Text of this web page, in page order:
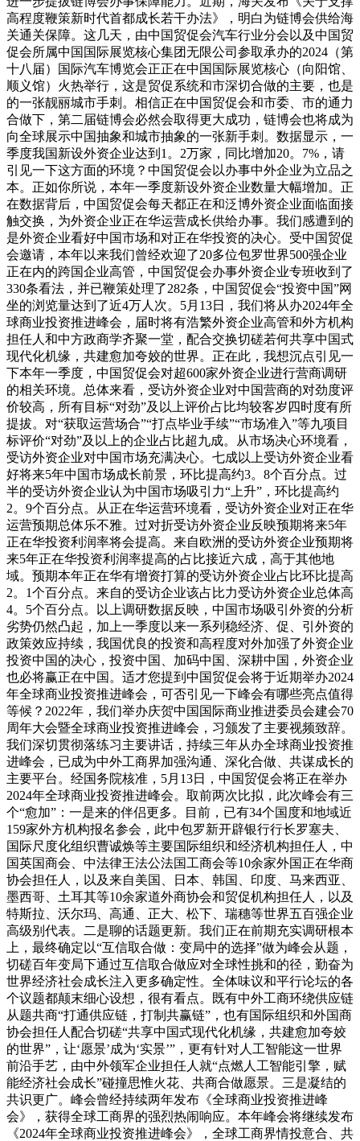
高程度鞭策新时代首都成长若干办法》，明白为链博会供给海
关通关保障。这几天，由中国贸促会汽车行业分会以及中国贸
促会所属中国国际展览核心集团无限公司参取承办的2024（第
十八届）国际汽车博览会正正在中国国际展览核心（向阳馆、
顺义馆）火热举行，这是贸促系统和市深切合做的主要，也是
的一张靓丽城市手刺。相信正在中国贸促会和市委、市的通力
合做下，第二届链博会必然会取得更大成功，链博会也将成为
向全球展示中国抽象和城市抽象的一张新手刺。数据显示，一
季度我国新设外资企业达到1。2万家，同比增加20。7%，请
引见一下这方面的环境？中国贸促会以办事中外企业为立品之
本。正如你所说，本年一季度新设外资企业数量大幅增加。正
在数据背后，中国贸促会每天都正在和泛博外资企业面临面接
触交换，为外资企业正在华运营成长供给办事。我们感遭到的
是外资企业看好中国市场和对正在华投资的决心。受中国贸促
会邀请，本年以来我们曾经欢迎了20多位包罗世界500强企业
正在内的跨国企业高管，中国贸促会办事外资企业专班收到了
330条看法，并已鞭策处理了282条，中国贸促会“投资中国”网
坐的浏览量达到了近4万人次。5月13日，我们将从办2024年全
球商业投资推进峰会，届时将有浩繁外资企业高管和外方机构
担任人和中方政商学齐聚一堂，配合交换切磋若何共享中国式
现代化机缘，共建愈加夸姣的世界。正在此，我想沉点引见一
下本年一季度，中国贸促会对超600家外资企业进行营商调研
的相关环境。总体来看，受访外资企业对中国营商的对劲度评
价较高，所有目标“对劲”及以上评价占比均较客岁四时度有所
提拔。对“获取运营场合”“打点毕业手续”“市场准入”等九项目
标评价“对劲”及以上的企业占比超九成。从市场决心环境看，
受访外资企业对中国市场充满决心。七成以上受访外资企业看
好将来5年中国市场成长前景，环比提高约3。8个百分点。过
半的受访外资企业认为中国市场吸引力“上升”，环比提高约
2。9个百分点。从正在华运营环境看，受访外资企业对正在华
运营预期总体乐不雅。过对折受访外资企业反映预期将来5年
正在华投资利润率将会提高。来自欧洲的受访外资企业预期将
来5年正在华投资利润率提高的占比接近六成，高于其他地
域。预期本年正在华有增资打算的受访外资企业占比环比提高
2。1个百分点。来自的受访企业该占比力受访外资企业总体高
4。5个百分点。以上调研数据反映，中国市场吸引外资的分析
劣势仍然凸起，加上一季度以来一系列稳经济、促、引外资的
政策效应持续，我国优良的投资和高程度对外加强了外资企业
投资中国的决心，投资中国、加码中国、深耕中国，外资企业
也必将赢正在中国。适才您提到中国贸促会将于近期举办2024
年全球商业投资推进峰会，可否引见一下峰会有哪些亮点值得
等候？2022年，我们举办庆贺中国国际商业推进委员会建会70
周年大会暨全球商业投资推进峰会，习颁发了主要视频致辞。
我们深切贯彻落练习主要讲话，持续三年从办全球商业投资推
进峰会，已成为中外工商界加强沟通、深化合做、共谋成长的
主要平台。经国务院核准，5月13日，中国贸促会将正在举办
2024年全球商业投资推进峰会。取前两次比拟，此次峰会有三
个“愈加”：一是来的伴侣更多。目前，已有34个国度和地域近
159家外方机构报名参会，此中包罗新开辟银行行长罗塞夫、
国际尺度化组织曹诚焕等主要国际组织和经济机构担任人，中
国英国商会、中法律王法公法国工商会等10余家外国正在华商
协会担任人，以及来自美国、日本、韩国、印度、马来西亚、
墨西哥、土耳其等10余家道外商协会和贸促机构担任人，以及
特斯拉、沃尔玛、高通、正大、松下、瑞穗等世界五百强企业
高级别代表。二是聊的话题更新。我们正在前期充实调研根本
上，最终确定以“互信取合做：变局中的选择”做为峰会从题，
切磋百年变局下通过互信取合做应对全球性挑和的径，勤奋为
世界经济社会成长注入更多确定性。全体味议和平行论坛的各
个议题都颠末细心设想，很有看点。既有中外工商环绕供应链
从题共商“打通供应链，打制共赢链”，也有国际组织和外国商
协会担任人配合切磋“共享中国式现代化机缘，共建愈加夸姣
的世界”，让‘愿景’成为‘实景’”，更有针对人工智能这一世界
前沿手艺，由中外领军企业担任人就“点燃人工智能引擎，赋
能经济社会成长”碰撞思惟火花、共商合做愿景。三是凝结的
共识更广。峰会曾经持续两年发布《全球商业投资推进峰
会》，获得全球工商界的强烈热闹响应。本年峰会将继续发布
《2024年全球商业投资推进峰会》，全球工商界情投意合、共